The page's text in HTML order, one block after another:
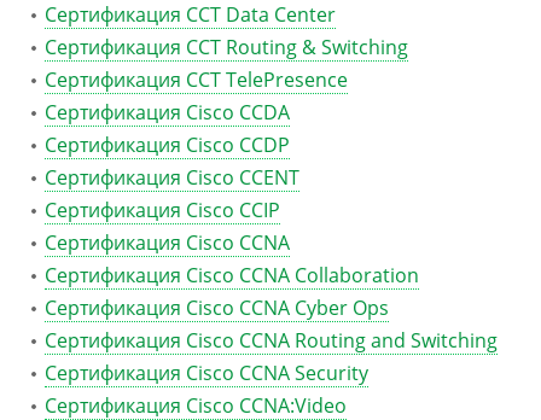
Сертификация CCT Data Center
Сертификация CCT Routing & Switching
Сертификация CCT TelePresence
Сертификация Cisco CCDA
Сертификация Cisco CCDP
Сертификация Cisco CCENT
Сертификация Cisco CCIP
Сертификация Cisco CCNA
Сертификация Cisco CCNA Collaboration
Сертификация Cisco CCNA Cyber Ops
Сертификация Cisco CCNA Routing and Switching
Сертификация Cisco CCNA Security
Сертификация Cisco CCNA:Video